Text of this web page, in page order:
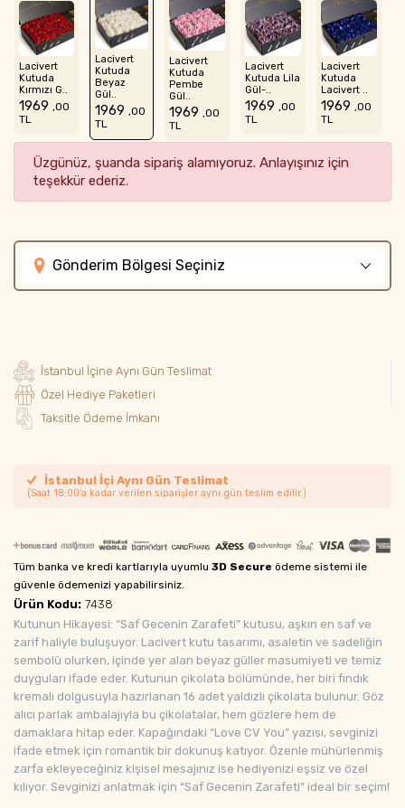
Lacivert
Kutuda
Kırmızı G..
1969 ,00
TL
Lacivert
Kutuda
Beyaz
Gül..
1969 ,00
TL
Lacivert
Kutuda
Pembe
Gül..
1969 ,00
TL
Lacivert
Kutuda Lila
Gül-..
1969 ,00
TL
Lacivert
Kutuda
Lacivert ..
1969 ,00
TL
Üzgünüz, şuanda sipariş alamıyoruz. Anlayışınız için
teşekkür ederiz.
Gönderim Bölgesi Seçiniz
İstanbul İçine Aynı Gün Teslimat
Özel Hediye Paketleri
Taksitle Ödeme İmkanı
İstanbul İçi Aynı Gün Teslimat
(Saat 18:00'a kadar verilen siparişler aynı gün teslim edilir.)
Tüm banka ve kredi kartlarıyla uyumlu 3D Secure ödeme sistemi ile
güvenle ödemenizi yapabilirsiniz.
Ürün Kodu: 7438
Kutunun Hikayesi: “Saf Gecenin Zarafeti” kutusu, aşkın en saf ve
zarif haliyle buluşuyor. Lacivert kutu tasarımı, asaletin ve sadeliğin
sembolü olurken, içinde yer alan beyaz güller masumiyeti ve temiz
duyguları ifade eder. Kutunun çikolata bölümünde, her biri fındık
kremalı dolgusuyla hazırlanan 16 adet yaldızlı çikolata bulunur. Göz
alıcı parlak ambalajıyla bu çikolatalar, hem gözlere hem de
damaklara hitap eder. Kapağındaki “Love CV You” yazısı, sevginizi
ifade etmek için romantik bir dokunuş katıyor. Özenle mühürlenmiş
zarfa ekleyeceğiniz kişisel mesajınız ise hediyenizi eşsiz ve özel
kılıyor. Sevginizi anlatmak için “Saf Gecenin Zarafeti” ideal bir seçim!